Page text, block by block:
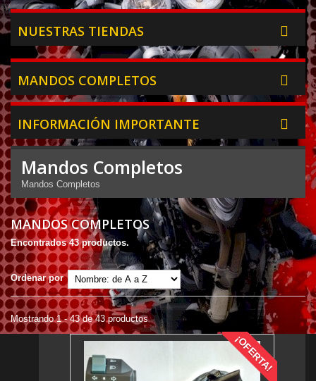
NUESTRAS TIENDAS
MANDOS COMPLETOS
INFORMACIÓN IMPORTANTE
Mandos Completos
Mandos Completos
MANDOS COMPLETOS
Encontrados 43 productos.
Ordenar por
Mostrando 1 - 43 de 43 productos
¡OFERTA!